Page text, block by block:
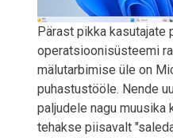
Pärast pikka kasutajate
operatsioonisüsteemi
mälutarbimise üle on
puhastustööle. Nende
paljudele nagu muusika
tehakse piisavalt